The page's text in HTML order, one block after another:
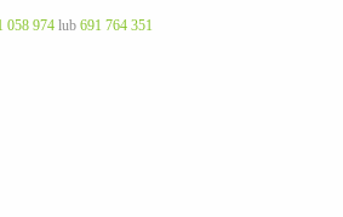
058 974 lub 691 764 351